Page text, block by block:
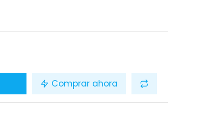
Comprar ahora